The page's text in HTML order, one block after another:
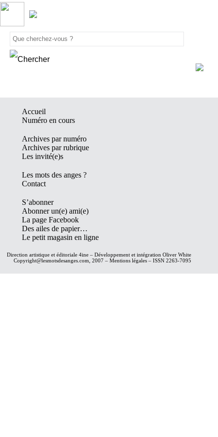
Accueil
Numéro en cours
Archives par numéro
Archives par rubrique
Les invité(e)s
Les mots des anges ?
Contact
S’abonner
Abonner un(e) ami(e)
La page Facebook
Des ailes de papier…
Le petit magasin en ligne
Direction artistique et éditoriale 4ine – Développement et intégration Oliver White
Copyright@lesmotsdesanges.com, 2007 – Mentions légales – ISSN 2263-7095